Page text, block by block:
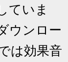
ていま
ウンロー
は効果音